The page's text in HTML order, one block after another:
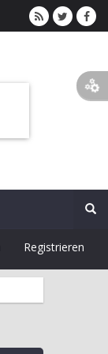
Registrieren